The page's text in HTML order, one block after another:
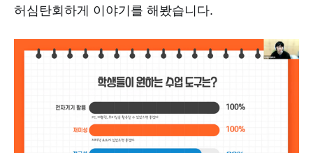
허심탄회하게 이야기를 해봤습니다.